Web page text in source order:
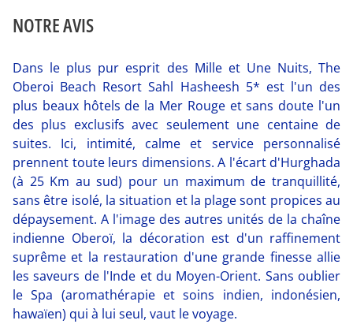
NOTRE AVIS
Dans le plus pur esprit des Mille et Une Nuits, The
Oberoi Beach Resort Sahl Hasheesh 5* est l'un des
plus beaux hôtels de la Mer Rouge et sans doute l'un
des plus exclusifs avec seulement une centaine de
suites. Ici, intimité, calme et service personnalisé
prennent toute leurs dimensions. A l'écart d'Hurghada
(à 25 Km au sud) pour un maximum de tranquillité,
sans être isolé, la situation et la plage sont propices au
dépaysement. A l'image des autres unités de la chaîne
indienne Oberoï, la décoration est d'un raffinement
suprême et la restauration d'une grande finesse allie
les saveurs de l'Inde et du Moyen-Orient. Sans oublier
le Spa (aromathérapie et soins indien, indonésien,
hawaïen) qui à lui seul, vaut le voyage.